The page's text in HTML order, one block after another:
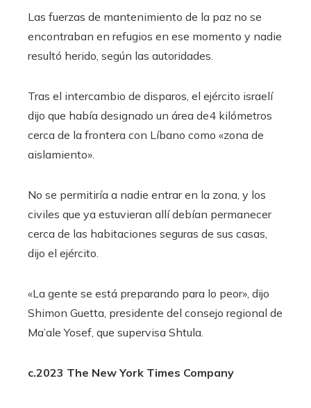
Las fuerzas de mantenimiento de la paz no se
encontraban en refugios en ese momento y nadie
resultó herido, según las autoridades.
Tras el intercambio de disparos, el ejército israelí
dijo que había designado un área de4 kilómetros
cerca de la frontera con Líbano como «zona de
aislamiento».
No se permitiría a nadie entrar en la zona, y los
civiles que ya estuvieran allí debían permanecer
cerca de las habitaciones seguras de sus casas,
dijo el ejército.
«La gente se está preparando para lo peor», dijo
Shimon Guetta, presidente del consejo regional de
Ma’ale Yosef, que supervisa Shtula.
c.2023 The New York Times Company